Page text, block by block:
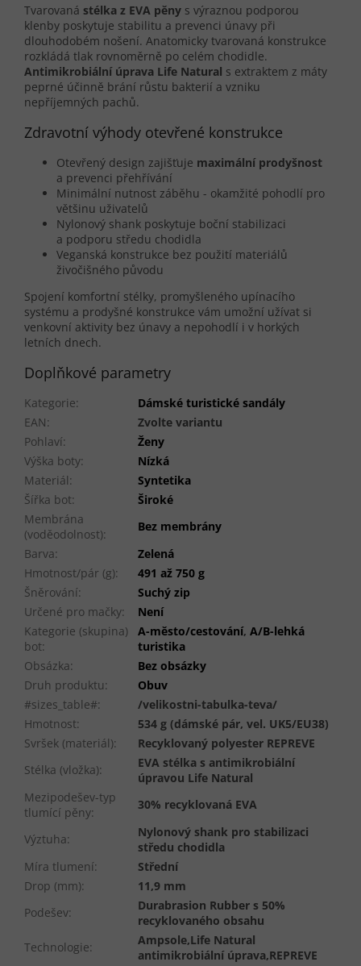
Tvarovaná stélka z EVA pěny s výraznou podporou
klenby poskytuje stabilitu a prevenci únavy při
dlouhodobém nošení. Anatomicky tvarovaná konstrukce
rozkládá tlak rovnoměrně po celém chodidle.
Antimikrobiální úprava Life Natural s extraktem z máty
peprné účinně brání růstu bakterií a vzniku
nepříjemných pachů.
Zdravotní výhody otevřené konstrukce
Otevřený design zajišťuje maximální prodyšnost
a prevenci přehřívání
Minimální nutnost záběhu - okamžité pohodlí pro
většinu uživatelů
Nylonový shank poskytuje boční stabilizaci
a podporu středu chodidla
Veganská konstrukce bez použití materiálů
živočišného původu
Spojení komfortní stélky, promyšleného upínacího
systému a prodyšné konstrukce vám umožní užívat si
venkovní aktivity bez únavy a nepohodlí i v horkých
letních dnech.
Doplňkové parametry
Kategorie:
Dámské turistické sandály
EAN:
Zvolte variantu
Pohlaví:
Ženy
Výška boty:
Nízká
Materiál:
Syntetika
Šířka bot:
Široké
Membrána
(voděodolnost):
Bez membrány
Barva:
Zelená
Hmotnost/pár (g):
491 až 750 g
Šněrování:
Suchý zip
Určené pro mačky:
Není
Kategorie (skupina)
bot:
A-město/cestování, A/B-lehká
turistika
Obsázka:
Bez obsázky
Druh produktu:
Obuv
#sizes_table#:
/velikostni-tabulka-teva/
Hmotnost:
534 g (dámské pár, vel. UK5/EU38)
Svršek (materiál):
Recyklovaný polyester REPREVE
Stélka (vložka):
EVA stélka s antimikrobiální
úpravou Life Natural
Mezipodešev-typ
tlumící pěny:
30% recyklovaná EVA
Výztuha:
Nylonový shank pro stabilizaci
středu chodidla
Míra tlumení:
Střední
Drop (mm):
11,9 mm
Podešev:
Durabrasion Rubber s 50%
recyklovaného obsahu
Technologie:
Ampsole,Life Natural
antimikrobiální úprava,REPREVE